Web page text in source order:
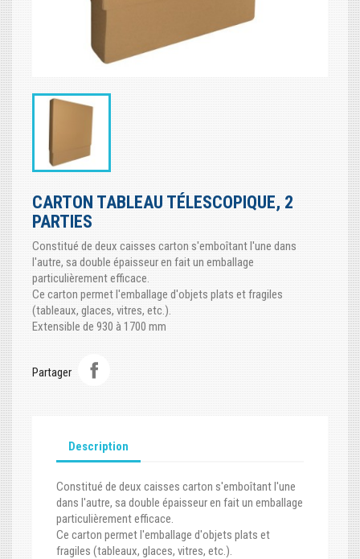
CARTON TABLEAU TÉLESCOPIQUE, 2
PARTIES
Constitué de deux caisses carton s'emboîtant l'une dans
l'autre, sa double épaisseur en fait un emballage
particulièrement efficace.
Ce carton permet l'emballage d'objets plats et fragiles
(tableaux, glaces, vitres, etc.).
Extensible de 930 à 1700 mm
Partager
Description
Constitué de deux caisses carton s'emboîtant l'une
dans l'autre, sa double épaisseur en fait un emballage
particulièrement efficace.
Ce carton permet l'emballage d'objets plats et
fragiles (tableaux, glaces, vitres, etc.).